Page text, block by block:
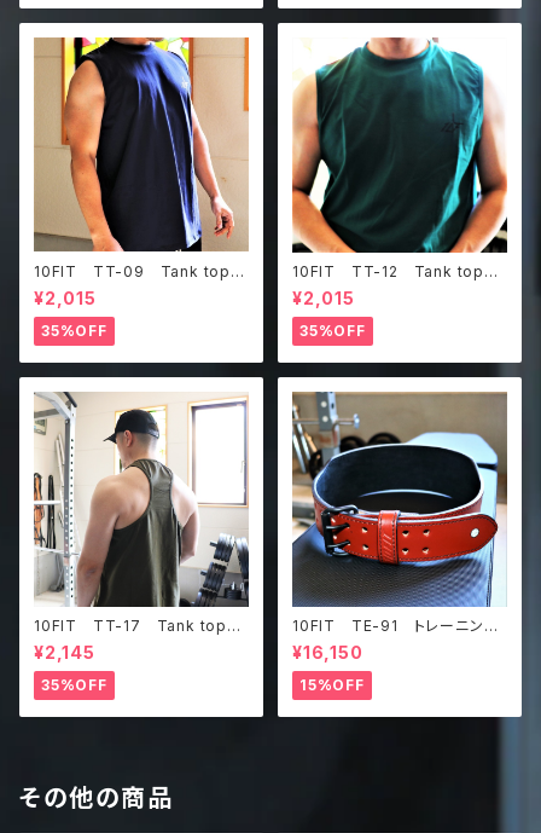
10FIT TT-09 Tank top
タンクトップ ジムウェア トレ
ーニング 筋トレ 紺
¥2,015
35%OFF
10FIT TT-12 Tank top
タンクトップ ジムウェア トレ
ーニング 筋トレ ダークグリ
ーン
¥2,015
35%OFF
10FIT TT-17 Tank top
タンクトップ ジムウェア トレ
ーニング 筋トレ カーキ
¥2,145
35%OFF
10FIT TE-91 トレーニング
ベルト リフティングベルト パ
ワーベルト レザー ブラウ
ン lifting belt power belt
¥16,150
15%OFF
その他の商品